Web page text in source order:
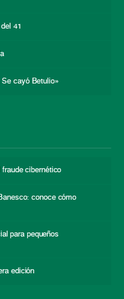
41
cayó Betulio»
fraude cibernético
conoce cómo
para pequeños
edición